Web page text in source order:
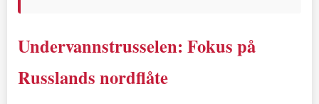
Undervannstrusselen: Fokus på
Russlands nordflåte